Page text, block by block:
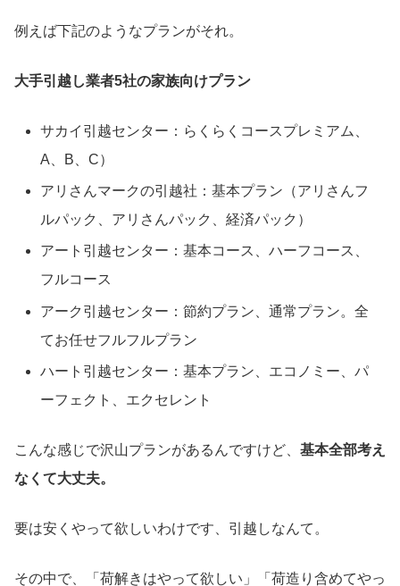
例えば下記のようなプランがそれ。
大手引越し業者5社の家族向けプラン
サカイ引越センター：らくらくコースプレミアム、
A、B、C）
アリさんマークの引越社：基本プラン（アリさんフ
ルパック、アリさんパック、経済パック）
アート引越センター：基本コース、ハーフコース、
フルコース
アーク引越センター：節約プラン、通常プラン。全
てお任せフルフルプラン
ハート引越センター：基本プラン、エコノミー、パ
ーフェクト、エクセレント
こんな感じで沢山プランがあるんですけど、 基本全部考え
なくて大丈夫。
要は安くやって欲しいわけです、引越しなんて。
その中で、「荷解きはやって欲しい」「荷造り含めてやっ